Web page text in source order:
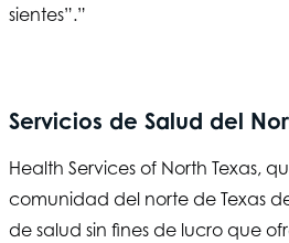
sientes”.”
Servicios de Salud del
Health Services of North Texas,
comunidad del norte de Texas
de salud sin fines de lucro que